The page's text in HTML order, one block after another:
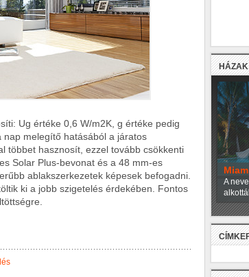
Ug értéke 0,6 W/m2K, g értéke pedig
melegítő hatásából a járatos
többet hasznosít, ezzel tovább csökkenti
Solar Plus-bevonat és a 48 mm-es
ablakszerkezetek képesek befogadni.
ki a jobb szigetelés érdekében. Fontos
A